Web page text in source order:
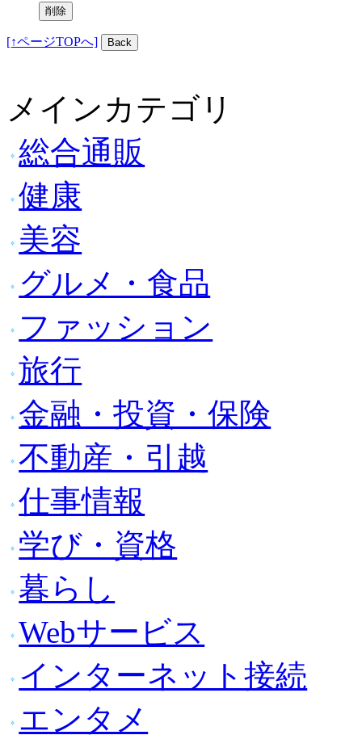
[↑ページTOPへ]
メインカテゴリ
総合通販
健康
美容
グルメ・食品
ファッション
旅行
金融・投資・保険
不動産・引越
仕事情報
学び・資格
暮らし
Webサービス
インターネット接続
エンタメ